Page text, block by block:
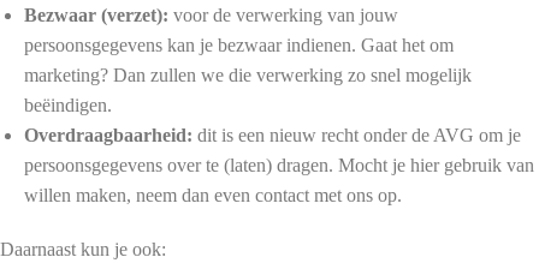
Bezwaar (verzet): voor de verwerking van jouw
persoonsgegevens kan je bezwaar indienen. Gaat het om
marketing? Dan zullen we die verwerking zo snel mogelijk
beëindigen.
Overdraagbaarheid: dit is een nieuw recht onder de AVG om je
persoonsgegevens over te (laten) dragen. Mocht je hier gebruik van
willen maken, neem dan even contact met ons op.
Daarnaast kun je ook: